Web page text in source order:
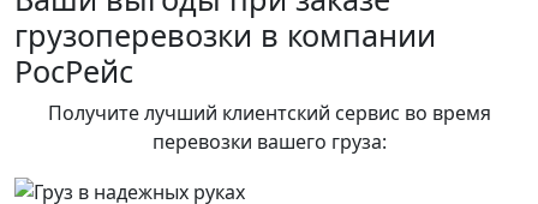
грузоперевозки в компании
РосРейс
Получите лучший клиентский сервис во время
перевозки вашего груза: